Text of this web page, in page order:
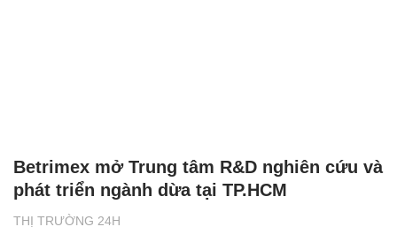
THỊ TRƯỜNG 24H
Betrimex mở Trung tâm R&D nghiên cứu và
phát triển ngành dừa tại TP.HCM